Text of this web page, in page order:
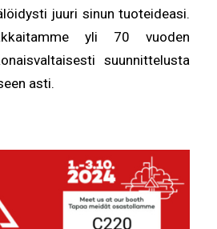
juuri sinun tuoteideasi.
yli 70 vuoden
suunnittelusta
asti.